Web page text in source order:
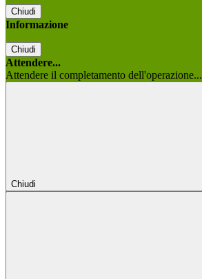
Chiudi
Informazione
Chiudi
Attendere...
Attendere il completamento dell'operazione...
Chiudi